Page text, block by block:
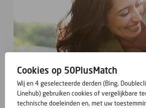
Cookies op 50PlusMatch
Wij en 4 geselecteerde derden (Bing,
Linehub) gebruiken cookies of vergelijkbare
technische doeleinden en, met uw